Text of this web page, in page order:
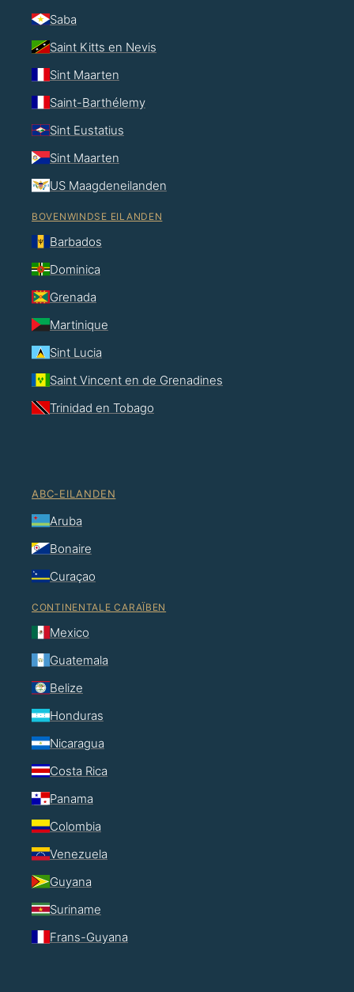
Saba
Saint Kitts en Nevis
Sint Maarten
Saint-Barthélemy
Sint Eustatius
Sint Maarten
US Maagdeneilanden
BOVENWINDSE EILANDEN
Barbados
Dominica
Grenada
Martinique
Sint Lucia
Saint Vincent en de Grenadines
Trinidad en Tobago
ABC-EILANDEN
Aruba
Bonaire
Curaçao
CONTINENTALE CARAÏBEN
Mexico
Guatemala
Belize
Honduras
Nicaragua
Costa Rica
Panama
Colombia
Venezuela
Guyana
Suriname
Frans-Guyana